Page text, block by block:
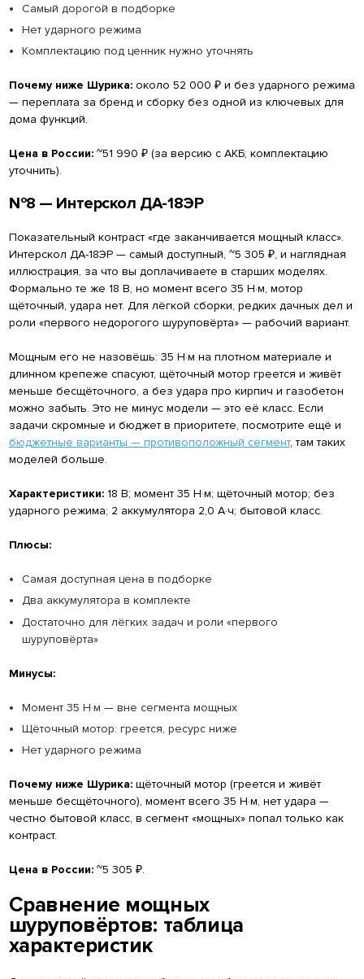
Самый дорогой в подборке
Нет ударного режима
Комплектацию под ценник нужно уточнять
Почему ниже Шурика:около 52 000 ₽ и без ударного режима
— переплата за бренд и сборку без одной из ключевых для
дома функций.
Цена в России:~51 990 ₽ (за версию с АКБ; комплектацию
уточнить).
№8 — Интерскол ДА-18ЭР
Показательный контраст «где заканчивается мощный класс».
Интерскол ДА-18ЭР — самый доступный, ~5 305 ₽, и наглядная
иллюстрация, за что вы доплачиваете в старших моделях.
Формально те же 18 В, но момент всего 35 Н·м, мотор
щёточный, удара нет. Для лёгкой сборки, редких дачных дел и
роли «первого недорогого шуруповёрта» — рабочий вариант.
Мощным его не назовёшь: 35 Н·м на плотном материале и
длинном крепеже спасуют, щёточный мотор греется и живёт
меньше бесщёточного, а без удара про кирпич и газобетон
можно забыть. Это не минус модели — это её класс. Если
задачи скромные и бюджет в приоритете, посмотрите ещё и
бюджетные варианты — противоположный сегмент, там таких
моделей больше.
Характеристики:18 В; момент 35 Н·м; щёточный мотор; без
ударного режима; 2 аккумулятора 2,0 А·ч; бытовой класс.
Плюсы:
Самая доступная цена в подборке
Два аккумулятора в комплекте
Достаточно для лёгких задач и роли «первого
шуруповёрта»
Минусы:
Момент 35 Н·м — вне сегмента мощных
Щёточный мотор: греется, ресурс ниже
Нет ударного режима
Почему ниже Шурика:щёточный мотор (греется и живёт
меньше бесщёточного), момент всего 35 Н·м, нет удара —
честно бытовой класс, в сегмент «мощных» попал только как
контраст.
Цена в России:~5 305 ₽.
Сравнение мощных
шуруповёртов: таблица
характеристик